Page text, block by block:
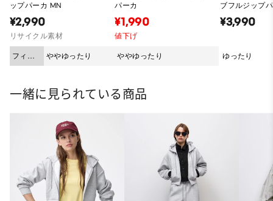
ップパーカ MN
¥2,990
リサイクル素材
フィッ
ト
ややゆったり
パーカ
¥1,990
値下げ
ややゆったり
ブフルジップ
ーパーオーバ
ット）
¥3,990
ゆったり
一緒に見られている商品